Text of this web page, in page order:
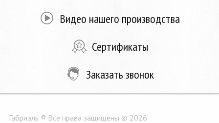
Видео нашего производства
Сертификаты
Заказать звонок
Габриэль ® Все права защищены © 2026